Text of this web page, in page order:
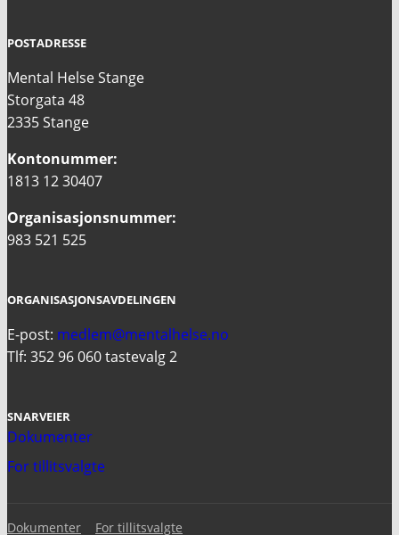
POSTADRESSE
Mental Helse Stange
Storgata 48
2335 Stange
Kontonummer:
1813 12 30407
Organisasjonsnummer:
983 521 525
ORGANISASJONSAVDELINGEN
E-post: medlem@mentalhelse.no
Tlf: 352 96 060 tastevalg 2
SNARVEIER
Dokumenter
For tillitsvalgte
Dokumenter For tillitsvalgte